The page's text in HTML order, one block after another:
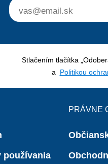
Stlačením tlačítka
a Politikou
používania
PRÁVNE